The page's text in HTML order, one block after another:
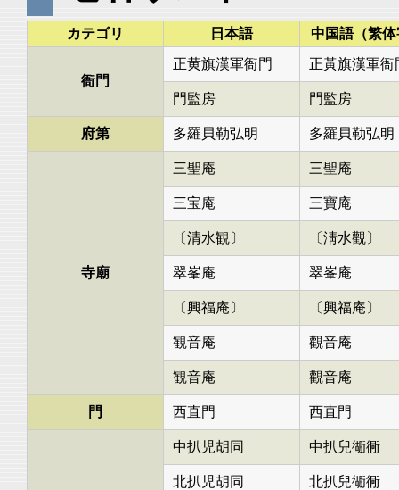
カテゴリ 日本語 中国語（繁
衙門
正黄旗漢軍衙門 正黃旗漢軍衙
門監房 門監房
府第 多羅貝勒弘明 多羅貝勒弘明
寺廟
三聖庵 三聖庵
三宝庵 三寶庵
〔清水観〕 〔淸水觀〕
翠峯庵 翠峯庵
〔興福庵〕 〔興福庵〕
観音庵 觀音庵
観音庵 觀音庵
門 西直門 西直門
中扒児胡同 中扒兒衚衕
北扒児胡同 北扒兒衚衕